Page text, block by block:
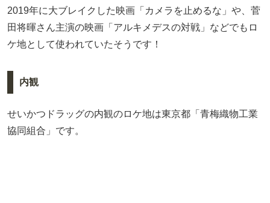
2019年に大ブレイクした映画「カメラを止めるな」や、菅
田将暉さん主演の映画「アルキメデスの対戦」などでもロ
ケ地として使われていたそうです！
内観
せいかつドラッグの内観のロケ地は東京都「青梅織物工業
協同組合」です。